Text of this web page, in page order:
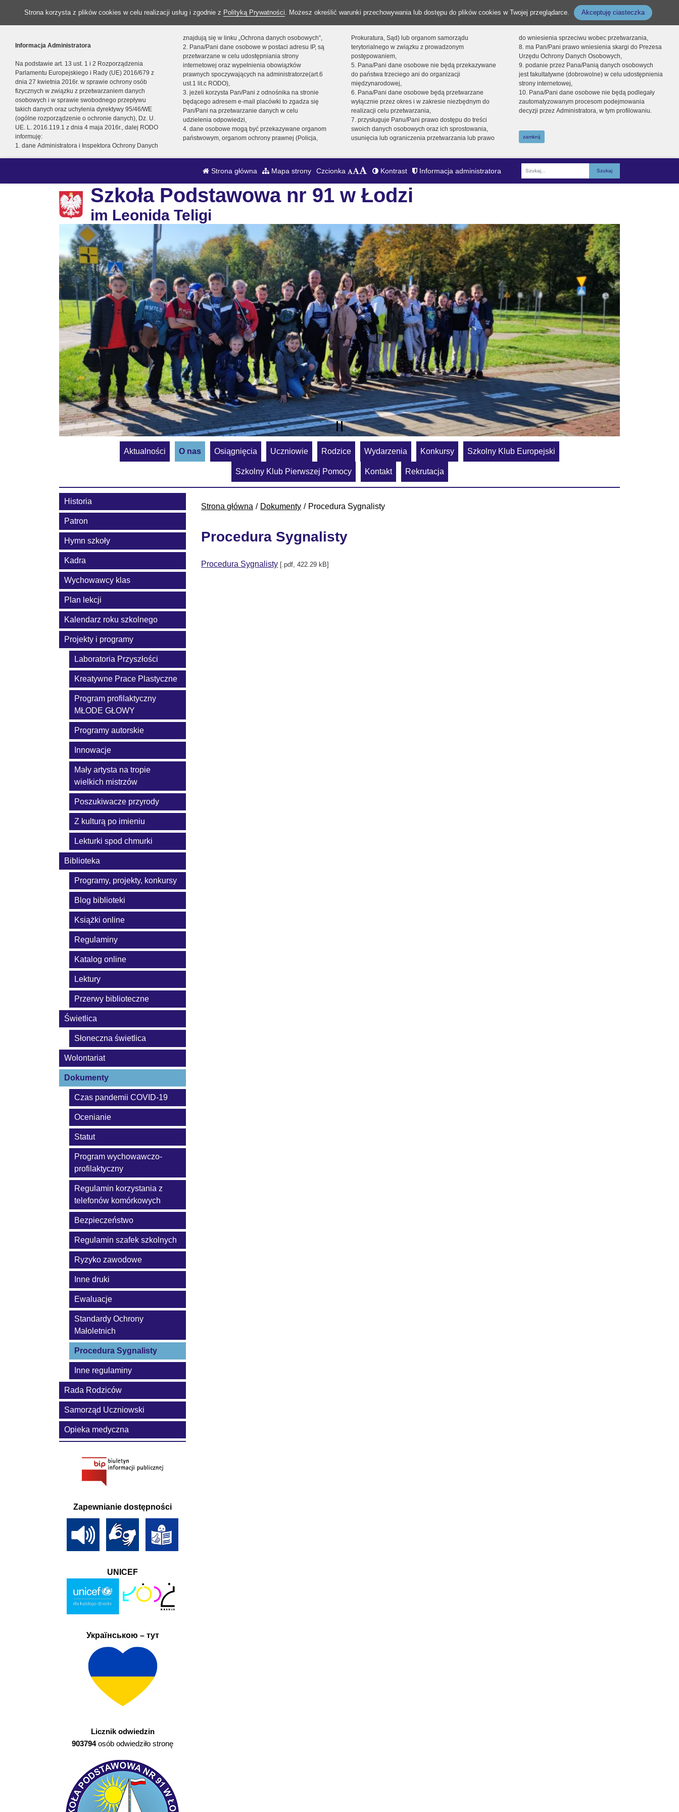
Strona korzysta z plików cookies w celu realizacji usług i zgodnie z Polityką Prywatności. Możesz określić warunki przechowywania lub dostępu do plików cookies w Twojej przeglądarce. Akceptuję ciasteczka
Informacja Administratora
Na podstawie art. 13 ust. 1 i 2 Rozporządzenia
Parlamentu Europejskiego i Rady (UE) 2016/679 z
dnia 27 kwietnia 2016r. w sprawie ochrony osób
fizycznych w związku z przetwarzaniem danych
osobowych i w sprawie swobodnego przepływu
takich danych oraz uchylenia dyrektywy 95/46/WE
(ogólne rozporządzenie o ochronie danych), Dz. U.
UE. L. 2016.119.1 z dnia 4 maja 2016r., dalej RODO
informuję:
1. dane Administratora i Inspektora Ochrony Danych
znajdują się w linku „Ochrona danych osobowych”,
2. Pana/Pani dane osobowe w postaci adresu IP, są
przetwarzane w celu udostępniania strony
internetowej oraz wypełnienia obowiązków
prawnych spoczywających na administratorze(art.6
ust.1 lit.c RODO),
3. jeżeli korzysta Pan/Pani z odnośnika na stronie
będącego adresem e-mail placówki to zgadza się
Pan/Pani na przetwarzanie danych w celu
udzielenia odpowiedzi,
4. dane osobowe mogą być przekazywane organom
państwowym, organom ochrony prawnej (Policja,
Prokuratura, Sąd) lub organom samorządu
terytorialnego w związku z prowadzonym
postępowaniem,
5. Pana/Pani dane osobowe nie będą przekazywane
do państwa trzeciego ani do organizacji
międzynarodowej,
6. Pana/Pani dane osobowe będą przetwarzane
wyłącznie przez okres i w zakresie niezbędnym do
realizacji celu przetwarzania,
7. przysługuje Panu/Pani prawo dostępu do treści
swoich danych osobowych oraz ich sprostowania,
usunięcia lub ograniczenia przetwarzania lub prawo
do wniesienia sprzeciwu wobec przetwarzania,
8. ma Pan/Pani prawo wniesienia skargi do Prezesa
Urzędu Ochrony Danych Osobowych,
9. podanie przez Pana/Panią danych osobowych
jest fakultatywne (dobrowolne) w celu udostępnienia
strony internetowej,
10. Pana/Pani dane osobowe nie będą podlegały
zautomatyzowanym procesom podejmowania
decyzji przez Administratora, w tym profilowaniu.
zamknij
Strona główna Mapa strony Czcionka Kontrast Informacja administratora
Fraza
Szkoła Podstawowa nr 91 w Łodzi
im Leonida Teligi
Aktualności O nas Osiągnięcia Uczniowie Rodzice Wydarzenia Konkursy Szkolny Klub Europejski
Szkolny Klub Pierwszej Pomocy Kontakt Rekrutacja
Strona główna Dokumenty Procedura Sygnalisty
Procedura Sygnalisty
Procedura Sygnalisty [.pdf, 422.29 kB]
Historia
Patron
Hymn szkoły
Kadra
Wychowawcy klas
Plan lekcji
Kalendarz roku szkolnego
Projekty i programy
Laboratoria Przyszłości
Kreatywne Prace Plastyczne
Program profilaktyczny
MŁODE GŁOWY
Programy autorskie
Innowacje
Mały artysta na tropie
wielkich mistrzów
Poszukiwacze przyrody
Z kulturą po imieniu
Lekturki spod chmurki
Biblioteka
Programy, projekty, konkursy
Blog biblioteki
Książki online
Regulaminy
Katalog online
Lektury
Przerwy biblioteczne
Świetlica
Słoneczna świetlica
Wolontariat
Dokumenty
Czas pandemii COVID-19
Ocenianie
Statut
Program wychowawczo-
profilaktyczny
Regulamin korzystania z
telefonów komórkowych
Bezpieczeństwo
Regulamin szafek szkolnych
Ryzyko zawodowe
Inne druki
Ewaluacje
Standardy Ochrony
Małoletnich
Procedura Sygnalisty
Inne regulaminy
Rada Rodziców
Samorząd Uczniowski
Opieka medyczna
Zapewnianie dostępności
UNICEF
Українською – тут
Licznik odwiedzin
903794osób odwiedziło stronę